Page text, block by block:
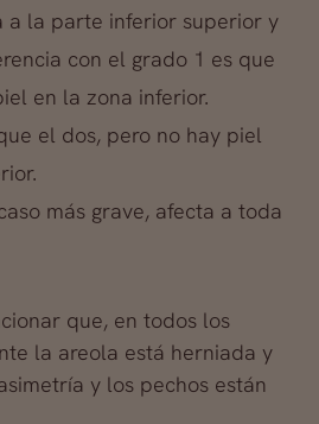
a la parte inferior superior y
con el grado 1 es que
en la zona inferior.
el dos, pero no hay piel
más grave, afecta a toda
que, en todos los
la areola está herniada y
y los pechos están